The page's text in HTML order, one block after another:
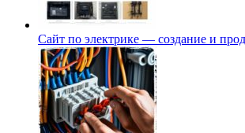
Сайт по электрике — создание и